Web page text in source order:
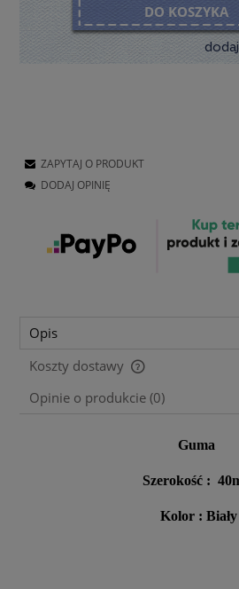
DO KOSZYKA
ZAPYTAJ O PRODUKT
DODAJ OPINIĘ
Opis
Koszty dostawy
Cena nie zawiera ewentualnych
Opinie o produkcie (0)
Guma
Szerokość :
Kolor : Biały